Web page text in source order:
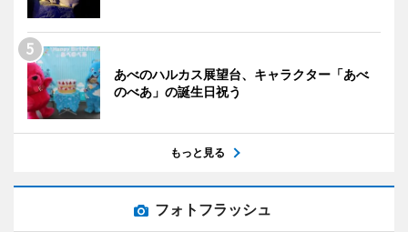
あべのハルカス展望台、キャラクター「あべ
のべあ」の誕生日祝う
もっと見る
フォトフラッシュ